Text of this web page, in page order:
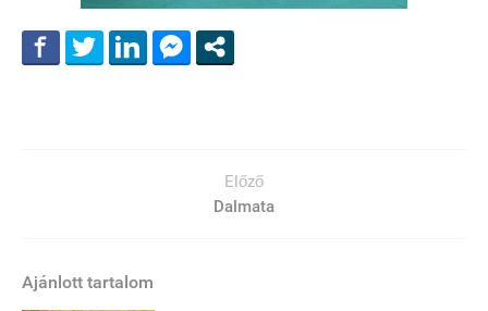
Előző
Dalmata
Ajánlott tartalom